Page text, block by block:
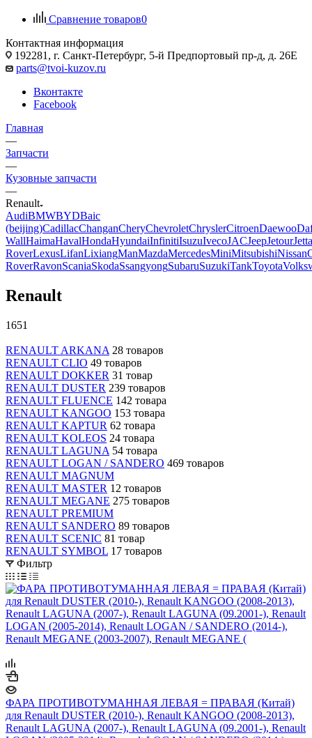
Сравнение товаров0
Контактная информация
192281, г. Санкт-Петербург, 5-й Предпортовый пр-д, д. 26Е
parts@tvoi-kuzov.ru
Вконтакте
Facebook
Главная
—
Запчасти
—
Кузовные запчасти
—
Renault
AudiBMWBYDBaic
(beijing)CadillacChanganCheryChevroletChryslerCitroenDaewoo
WallHaimaHavalHondaHyundaiInfinitiIsuzuIvecoJACJeepJetourJetta
RoverLexusLifanLixiangManMazdaMercedesMiniMitsubishiNissan
RoverRavonScaniaSkodaSsangyongSubaruSuzukiTankToyota
Renault
1651
RENAULT ARKANA 28 товаров
RENAULT CLIO 49 товаров
RENAULT DOKKER 31 товар
RENAULT DUSTER 239 товаров
RENAULT FLUENCE 142 товара
RENAULT KANGOO 153 товара
RENAULT KAPTUR 62 товара
RENAULT KOLEOS 24 товара
RENAULT LAGUNA 54 товара
RENAULT LOGAN / SANDERO 469 товаров
RENAULT MAGNUM
RENAULT MASTER 12 товаров
RENAULT MEGANE 275 товаров
RENAULT PREMIUM
RENAULT SANDERO 89 товаров
RENAULT SCENIC 81 товар
RENAULT SYMBOL 17 товаров
Фильтр
ФАРА ПРОТИВОТУМАННАЯ ЛЕВАЯ = ПРАВАЯ (Китай)
для Renault DUSTER (2010-), Renault KANGOO (2008-2013),
Renault LAGUNA (2007-), Renault LAGUNA (09.2001-), Renault